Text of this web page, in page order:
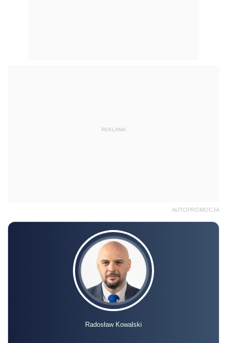
REKLAMA
AUTOPROMOCJA
Radosław Kowalski